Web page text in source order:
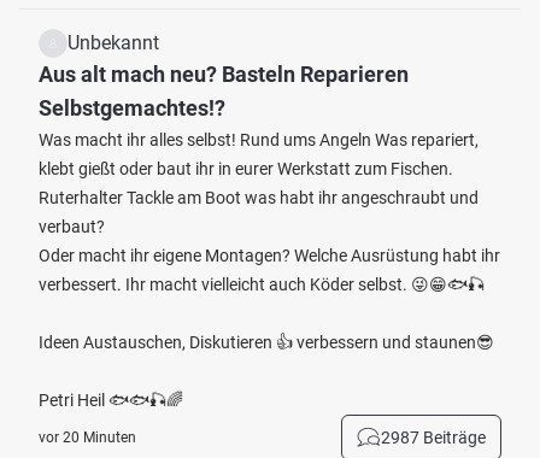
Unbekannt
Aus alt mach neu? Basteln Reparieren
Selbstgemachtes!?
Was macht ihr alles selbst! Rund ums Angeln Was repariert,
klebt gießt oder baut ihr in eurer Werkstatt zum Fischen.
Ruterhalter Tackle am Boot was habt ihr angeschraubt und
verbaut?
Oder macht ihr eigene Montagen? Welche Ausrüstung habt ihr
verbessert. Ihr macht vielleicht auch Köder selbst. 😜😁🐟🎣
Ideen Austauschen, Diskutieren 👍 verbessern und staunen😎
Petri Heil 🐟🐟🎣🌈
vor 20 Minuten 2987 Beiträge